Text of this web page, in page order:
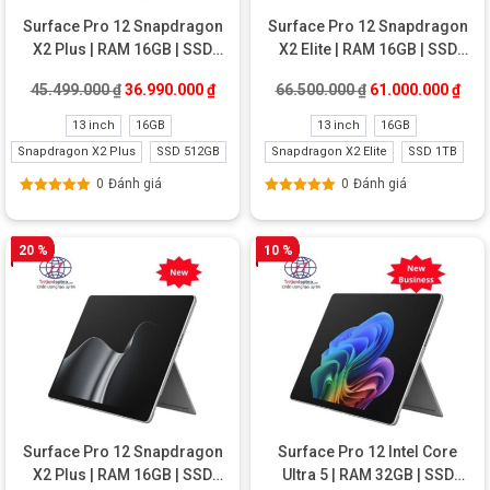
Microsoft tích hợp bảo mật từ:
Firmware
Windows
Đám mây Microsoft
Nhằm giảm thiểu tối đa các rủi ro an ninh.
Windows 11 Pro
Microsoft Defender
BitLocker
Secure Boot
TPM
Virtualization-Based Security
Tất cả đều được kích hoạt ngay từ khi xuất xưởng.
Đăng nhập không cần mật khẩu
Surface Pro hỗ trợ nhiều phương thức xác thực hiện đại:
Surface Pro 12 Snapdragon
X2 Plus | RAM 16GB | SSD
45.499.000₫ Giá gốc là: 45.499.000 ₫.
36.990.000₫Giá hiện tại là: 36.990.000 ₫.
13 inch
16GB
Snapdragon X2 Plus
SSD 512GB
0 Đánh giá
Surface Pro 12 Snapdragon
X2 Elite | RAM 16GB | SSD
66.500.000₫ Giá gốc là:
61.000.000₫Giá
13 inch
16GB
Snapdragon X2 Elite
SSD 1TB
0 Đánh giá
20 %
Surface Pro 12 Snapdragon
X2 Plus | RAM 16GB | SSD
10 %
Surface Pro 12 Intel Core
Ultra 5 | RAM 32GB | SSD